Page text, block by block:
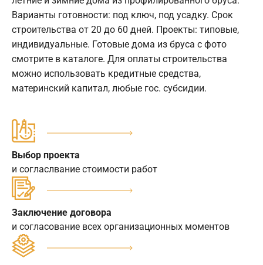
Варианты готовности: под ключ, под усадку. Срок
строительства от 20 до 60 дней. Проекты: типовые,
индивидуальные. Готовые дома из бруса с фото
смотрите в каталоге. Для оплаты строительства
можно использовать кредитные средства,
материнский капитал, любые гос. субсидии.
Выбор проекта
и согласлвание стоимости работ
Заключение договора
и согласование всех организационных моментов